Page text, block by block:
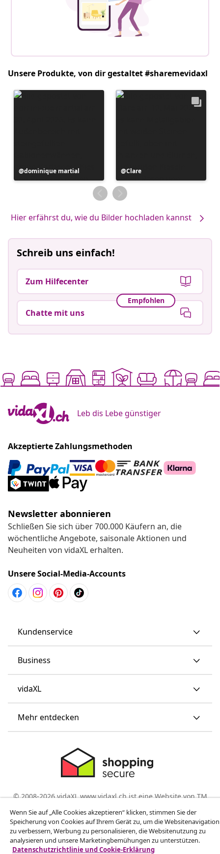
Unsere Produkte, von dir gestaltet #sharemevidaxl
Beitrag
veröffentlicht
dominique martial
Beitrag
veröffentlicht
von
Clare
Hier erfährst du, wie du Bilder hochladen kannst
Schreib uns einfach!
Zum Hilfecenter
Empfohlen
Chatte mit uns
Leb dis Lebe günstiger
Akzeptierte Zahlungsmethoden
Newsletter abonnieren
Schließen Sie sich über 700.000 Käufern an, die
wöchentliche Angebote, saisonale Aktionen und
Neuheiten von vidaXL erhalten.
Unsere Social-Media-Accounts
Kundenservice
Business
vidaXL
Mehr entdecken
© 2008-2026 vidaXL www.vidaxl.ch ist eine Website von TM
Wenn Sie auf „Alle Cookies akzeptieren“ klicken, stimmen Sie der
Speicherung von Cookies auf Ihrem Gerät zu, um die Websitenavigation
zu verbessern, Werbung zu personalisieren, die Websitenutzung zu
analysieren und unsere Marketingbemühungen zu unterstützen.
Datenschutzrichtlinie und Cookie-Erklärung